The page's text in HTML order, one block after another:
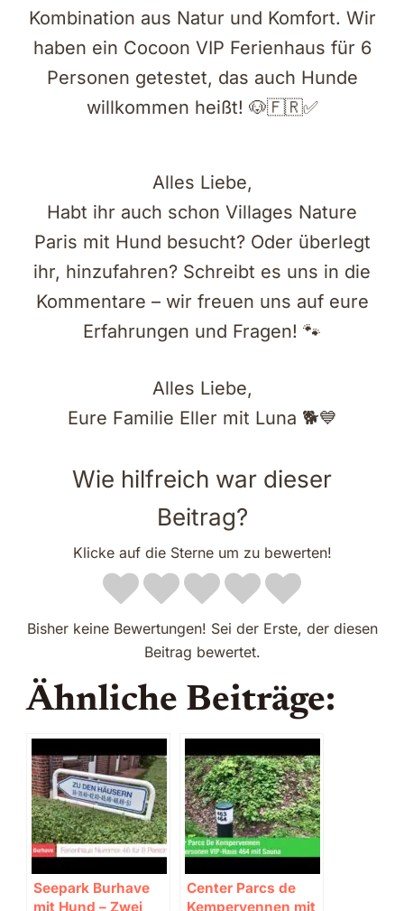
Kombination aus Natur und Komfort. Wir
haben ein Cocoon VIP Ferienhaus für 6
Personen getestet, das auch Hunde
willkommen heißt! 🐶🇫🇷✅
Alles Liebe,
Habt ihr auch schon Villages Nature
Paris mit Hund besucht? Oder überlegt
ihr, hinzufahren? Schreibt es uns in die
Kommentare – wir freuen uns auf eure
Erfahrungen und Fragen! 🐾
Alles Liebe,
Eure Familie Eller mit Luna 🐕💙
Wie hilfreich war dieser
Beitrag?
Klicke auf die Sterne um zu bewerten!
Bisher keine Bewertungen! Sei der Erste, der diesen
Beitrag bewertet.
Ähnliche Beiträge:
Seepark Burhave
mit Hund – Zwei
Center Parcs de
Kempervennen mit